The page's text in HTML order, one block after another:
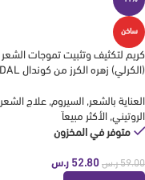
ساخن
كريم لتكثيف وتثبيت تموجات الشعر
(الكرلي) زهره الكرز من كوندال KUNDAL
العناية بالشعر, السيروم, علاج الشعر
الروتيني, الأكثر مبيعاَ
متوفر في المخزون
59.00 ر.س 52.80 ر.س